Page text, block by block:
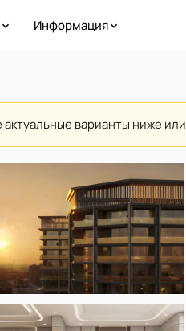
Информация
варианты ниже или